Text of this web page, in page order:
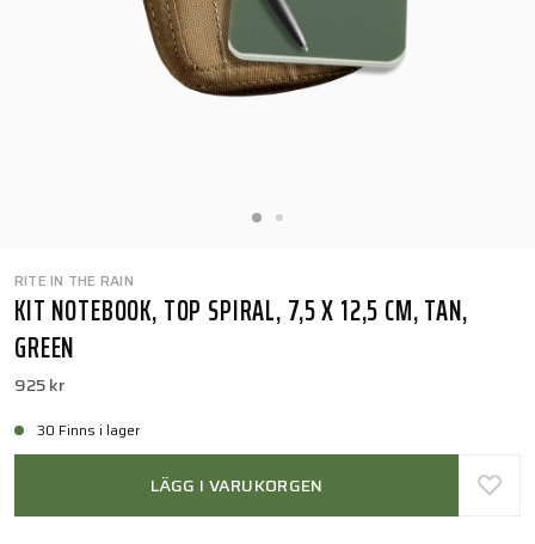
RITE IN THE RAIN
KIT NOTEBOOK, TOP SPIRAL, 7,5 X 12,5 CM, TAN,
GREEN
925 kr
30 Finns i lager
LÄGG I VARUKORGEN